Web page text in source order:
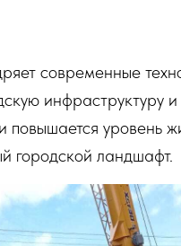
современные
инфраструктуру
уровень
городской ландшафт.